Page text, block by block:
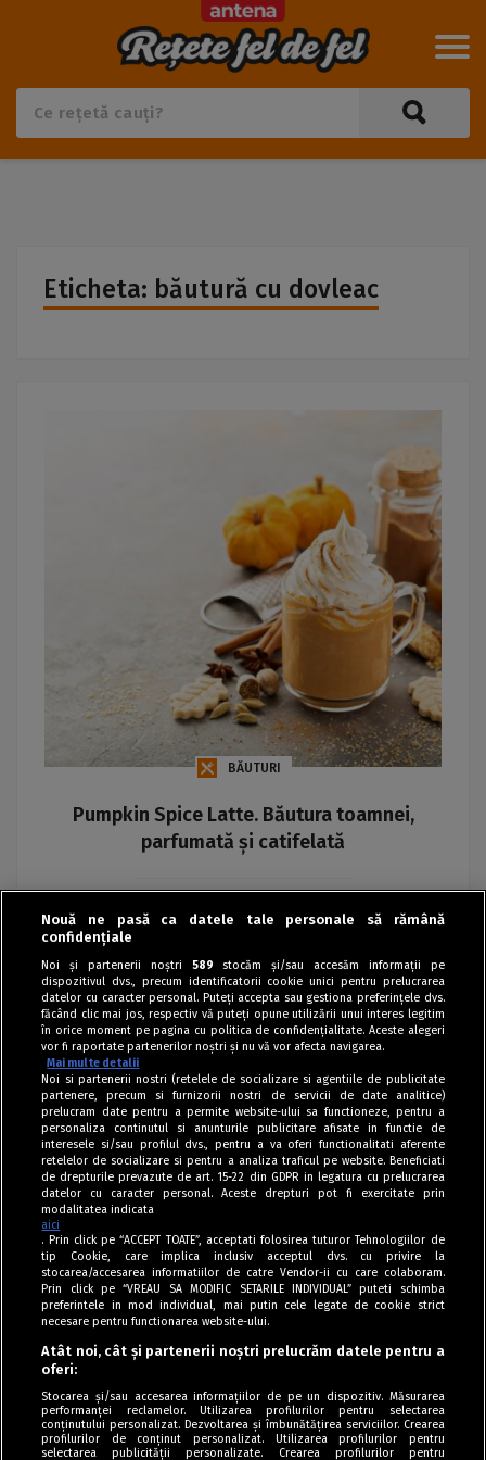
Eticheta: băutură cu dovleac
BĂUTURI
Pumpkin Spice Latte. Băutura toamnei,
parfumată și catifelată
Tag index
Program Antena 1
Politica de cookies
Nouă ne pasă ca datele tale personale să rămână
confidențiale
Noi și partenerii noștri 589 stocăm și/sau accesăm informații pe
dispozitivul dvs., precum identificatorii cookie unici pentru prelucrarea
datelor cu caracter personal. Puteți accepta sau gestiona preferințele dvs.
făcând clic mai jos, respectiv vă puteți opune utilizării unui interes legitim
în orice moment pe pagina cu politica de confidențialitate. Aceste alegeri
vor fi raportate partenerilor noștri și nu vă vor afecta navigarea.
Mai multe detalii
Noi si partenerii nostri (retelele de socializare si agentiile de publicitate
partenere, precum si furnizorii nostri de servicii de date analitice)
prelucram date pentru a permite website-ului sa functioneze, pentru a
personaliza continutul si anunturile publicitare afisate in functie de
interesele si/sau profilul dvs., pentru a va oferi functionalitati aferente
retelelor de socializare si pentru a analiza traficul pe website. Beneficiati
de drepturile prevazute de art. 15-22 din GDPR in legatura cu prelucrarea
datelor cu caracter personal. Aceste drepturi pot fi exercitate prin
modalitatea indicata
aici
. Prin click pe “ACCEPT TOATE”, acceptati folosirea tuturor Tehnologiilor de
tip Cookie, care implica inclusiv acceptul dvs. cu privire la
stocarea/accesarea informatiilor de catre Vendor-ii cu care colaboram.
Prin click pe “VREAU SA MODIFIC SETARILE INDIVIDUAL” puteti schimba
preferintele in mod individual, mai putin cele legate de cookie strict
necesare pentru functionarea website-ului.
Atât noi, cât și partenerii noștri prelucrăm datele pentru a
oferi:
Stocarea și/sau accesarea informațiilor de pe un dispozitiv. Măsurarea
performanței reclamelor. Utilizarea profilurilor pentru selectarea
conținutului personalizat. Dezvoltarea și îmbunătățirea serviciilor. Crearea
profilurilor de conținut personalizat. Utilizarea profilurilor pentru
selectarea publicității personalizate. Crearea profilurilor pentru